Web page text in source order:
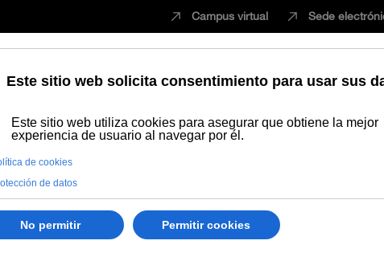
Campus virtual Sede
EstudiarInnovaciónVida
acoge las X Jornadas Doctorales TIC